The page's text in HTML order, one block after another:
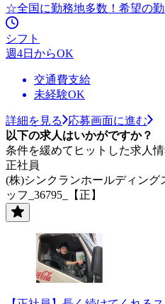
☆全国に勤務地多数！希望の
シフト
週4日からOK
交通費支給
未経験OK
詳細を見る
応募画面に進む
以下の求人はいかがですか？
条件を緩めてヒットした求人
正社員
(株)シンクランホールディング
ッフ_36795_【正】